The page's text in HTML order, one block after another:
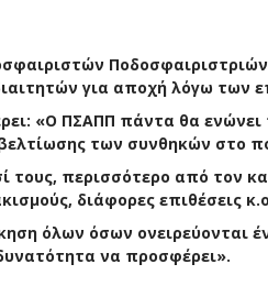
για αποχή λόγω των
«Ο ΠΣΑΠΠ πάντα θα
των συνθηκών στο
τους, περισσότερο από τον
διάφορες επιθέσεις
όλων όσων ονειρεύονται
να προσφέρει».